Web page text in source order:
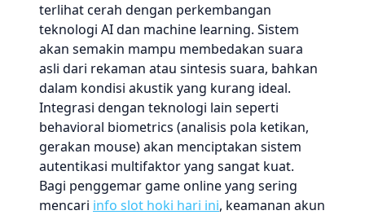
terlihat cerah dengan perkembangan
teknologi AI dan machine learning. Sistem
akan semakin mampu membedakan suara
asli dari rekaman atau sintesis suara, bahkan
dalam kondisi akustik yang kurang ideal.
Integrasi dengan teknologi lain seperti
behavioral biometrics (analisis pola ketikan,
gerakan mouse) akan menciptakan sistem
autentikasi multifaktor yang sangat kuat.
Bagi penggemar game online yang sering
mencari info slot hoki hari ini, keamanan akun